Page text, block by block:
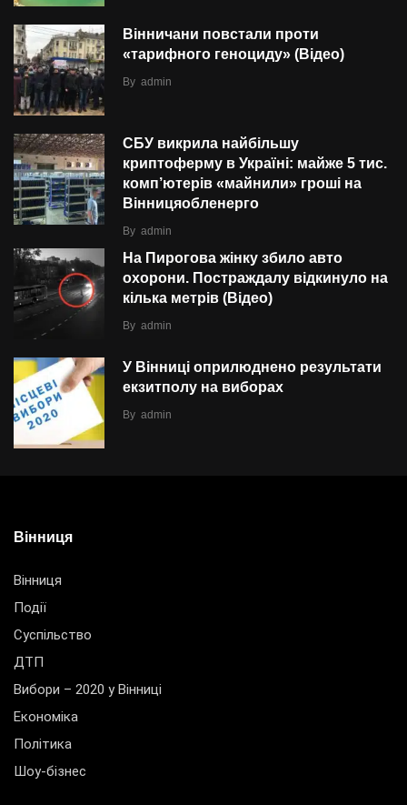
Вінничани повстали проти
«тарифного геноциду» (Відео)
By admin
СБУ викрила найбільшу
криптоферму в Україні: майже 5 тис.
комп’ютерів «майнили» гроші на
Вінницяобленерго
By admin
На Пирогова жінку збило авто
охорони. Постраждалу відкинуло на
кілька метрів (Відео)
By admin
У Вінниці оприлюднено результати
екзитполу на виборах
By admin
Вінниця
Вінниця
Події
Суспільство
ДТП
Вибори – 2020 у Вінниці
Економіка
Політика
Шоу-бізнес